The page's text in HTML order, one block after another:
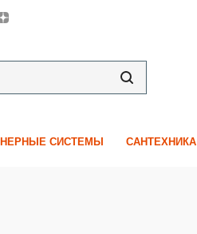
СИСТЕМЫ САНТЕХНИКА